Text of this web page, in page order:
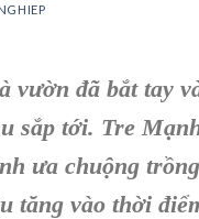
vườn đã bắt tay
sắp tới. Tre
ưa chuộng
tăng vào thời